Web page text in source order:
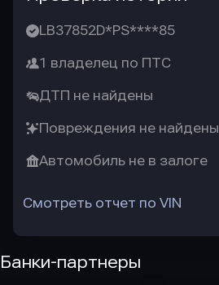
LB37852D*PS****85
1 владелец по ПТС
ДТП не найдены
Повреждения не найдены
Автомобиль не в залоге
Смотреть отчет по VIN
Банки-партнеры